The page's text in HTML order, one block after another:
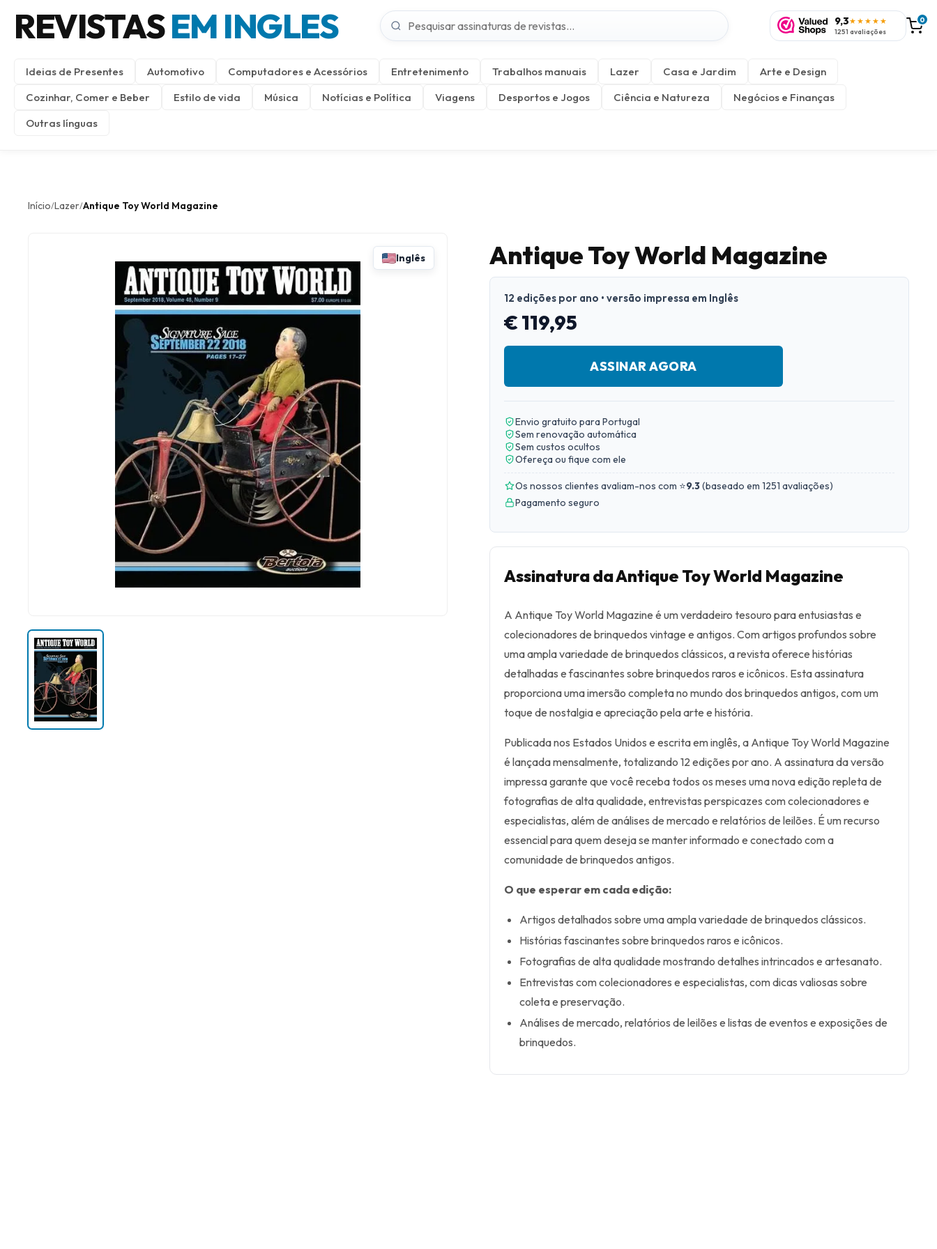
REVISTASEM INGLES 9,3★★★★★
1251 avaliações
0
Ideias de Presentes Automotivo Computadores e Acessórios Entretenimento Trabalhos manuais Lazer Casa e Jardim
Arte e Design
Cozinhar, Comer e Beber
Estilo de vida Música Notícias e Política Viagens Desportos e Jogos Ciência e Natureza
Negócios e Finanças
Outras línguas
Início/Lazer/Antique Toy World Magazine
Inglês Antique Toy World Magazine
12 edições por ano • versão impressa em Inglês
€ 119,95
ASSINAR AGORA
Envio gratuito para Portugal
Sem renovação automática
Sem custos ocultos
Ofereça ou fique com ele
Os nossos clientes avaliam-nos com ⭐9.3(baseado em 1251 avaliações)
Pagamento seguro
Assinatura da Antique Toy World Magazine
A Antique Toy World Magazine é um verdadeiro tesouro para entusiastas e
colecionadores de brinquedos vintage e antigos. Com artigos profundos sobre
uma ampla variedade de brinquedos clássicos, a revista oferece histórias
detalhadas e fascinantes sobre brinquedos raros e icônicos. Esta assinatura
proporciona uma imersão completa no mundo dos brinquedos antigos, com um
toque de nostalgia e apreciação pela arte e história.
Publicada nos Estados Unidos e escrita em inglês, a Antique Toy World Magazine
é lançada mensalmente, totalizando 12 edições por ano. A assinatura da versão
impressa garante que você receba todos os meses uma nova edição repleta de
fotografias de alta qualidade, entrevistas perspicazes com colecionadores e
especialistas, além de análises de mercado e relatórios de leilões. É um recurso
essencial para quem deseja se manter informado e conectado com a
comunidade de brinquedos antigos.
O que esperar em cada edição:
Artigos detalhados sobre uma ampla variedade de brinquedos clássicos.
Histórias fascinantes sobre brinquedos raros e icônicos.
Fotografias de alta qualidade mostrando detalhes intrincados e artesanato.
Entrevistas com colecionadores e especialistas, com dicas valiosas sobre
coleta e preservação.
Análises de mercado, relatórios de leilões e listas de eventos e exposições de
brinquedos.